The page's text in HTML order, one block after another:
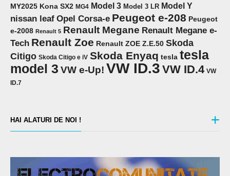
MY2025 Kona SX2 MG4 Model 3 Model 3 LR Model Y
nissan leaf Opel Corsa-e Peugeot e-208 Peugeot
e-2008 Renault 5 Renault Megane Renault Megane e-
Tech Renault Zoe Renault ZOE Z.E.50 Skoda
Citigo Skoda Citigo e iV Skoda Enyaq tesla tesla
model 3 VW e-Up! VW ID.3 VW ID.4 VW
ID.7
HAI ALATURI DE NOI !